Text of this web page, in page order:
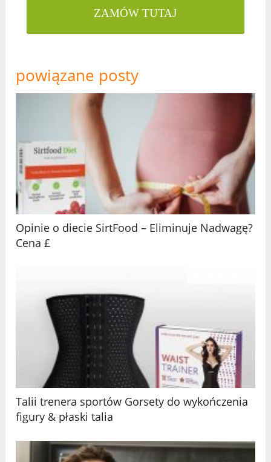
ZAMÓW TUTAJ
powiązane posty
Opinie o diecie SirtFood – Eliminuje Nadwagę?
Cena £
Talii trenera sportów Gorsety do wykończenia
figury & płaski talia